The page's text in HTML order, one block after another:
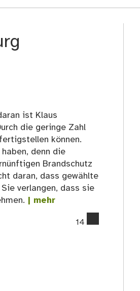
ist Klaus
die geringe Zahl
können.
denn die
Brandschutz
daran, dass gewählte
verlangen, dass sie
| mehr
14